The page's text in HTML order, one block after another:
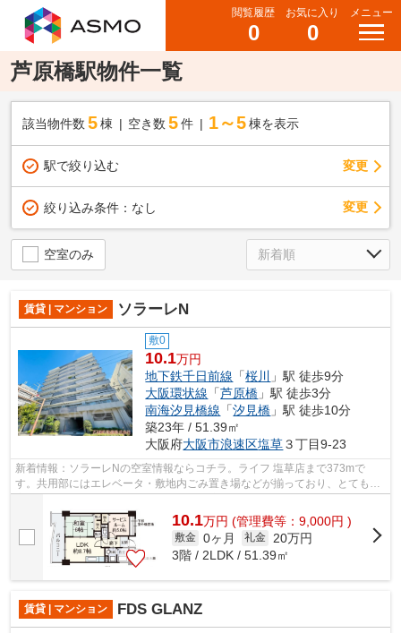
閲覧履歴
0
お気に入り
0
メニュー
芦原橋駅物件一覧
該当物件数 5棟 空き数 5 件 1～5 棟を表示
駅で絞り込む 変更
絞り込み条件： なし 変更
空室のみ
賃貸 | マンション ソラーレN
敷0
10.1万円
地下鉄千日前線 「桜川
」駅 徒歩9分
大阪環状線 「芦原橋 」駅 徒歩3分
南海汐見橋線 「汐見橋 」駅 徒歩10分
築23年 / 51.39㎡
大阪府大阪市浪速区塩草３丁目9-23
新着情報：ソラーレNの空室情報ならコチラ。ライフ 塩草店まで373mで
す。共用部にはエレベータ・敷地内ごみ置き場などが揃っており、とても充
10.1万円 (管理費等：9,000円 )
敷金 0ヶ月 礼金
20万円
3階 / 2LDK / 51.39㎡
賃貸 | マンション FDS GLANZ